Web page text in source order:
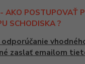
AKO POSTUPOVAŤ
SCHODISKA ?
zaslať emailom